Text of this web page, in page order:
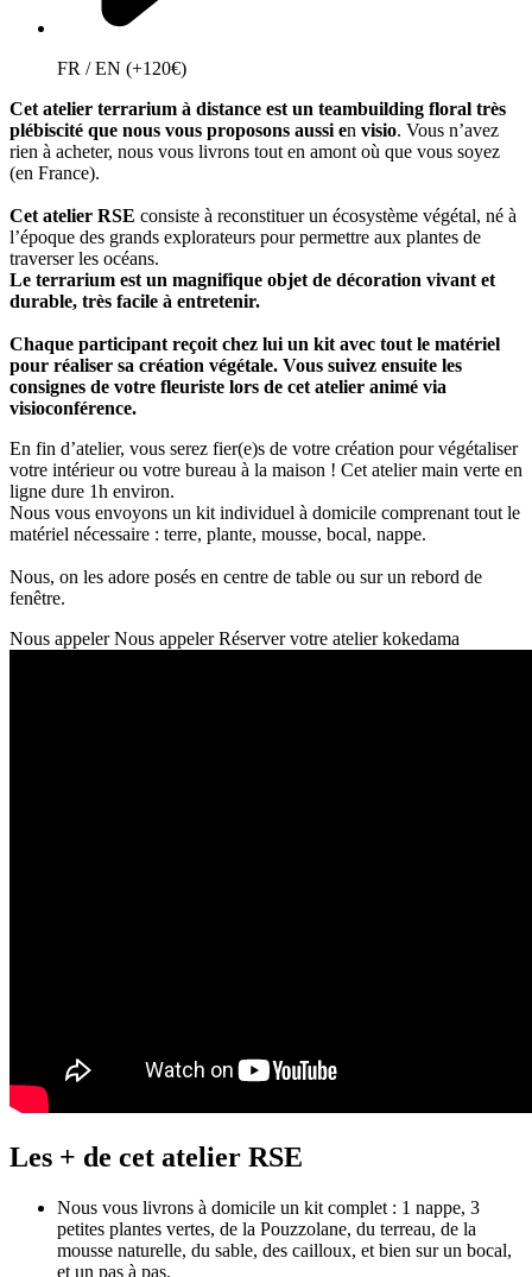
FR / EN (+120€)
Cet atelier terrarium à distance est un teambuilding floral très
plébiscité que nous vous proposons aussi en visio. Vous n’avez
rien à acheter, nous vous livrons tout en amont où que vous soyez
(en France).
Cet atelier RSE consiste à reconstituer un écosystème végétal, né à
l’époque des grands explorateurs pour permettre aux plantes de
traverser les océans.
Le terrarium est un magnifique objet de décoration vivant et
durable, très facile à entretenir.
Chaque participant reçoit chez lui un kit avec tout le matériel
pour réaliser sa création végétale. Vous suivez ensuite les
consignes de votre fleuriste lors de cet atelier animé via
visioconférence.
En fin d’atelier, vous serez fier(e)s de votre création pour végétaliser
votre intérieur ou votre bureau à la maison ! Cet atelier main verte en
ligne dure 1h environ.
Nous vous envoyons un kit individuel à domicile comprenant tout le
matériel nécessaire : terre, plante, mousse, bocal, nappe.
Nous, on les adore posés en centre de table ou sur un rebord de
fenêtre.
Nous appeler Nous appeler Réserver votre atelier kokedama
Les + de cet atelier RSE
Nous vous livrons à domicile un kit complet : 1 nappe, 3
petites plantes vertes, de la Pouzzolane, du terreau, de la
mousse naturelle, du sable, des cailloux, et bien sur un bocal,
et un pas à pas.